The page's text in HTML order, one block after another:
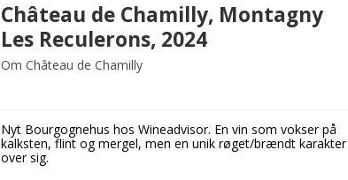
Château de Chamilly, Montagny
Les Reculerons, 2024
Om Château de Chamilly
Nyt Bourgognehus hos Wineadvisor. En vin som vokser på
kalksten, flint og mergel, men en unik røget/brændt karakter
over sig.